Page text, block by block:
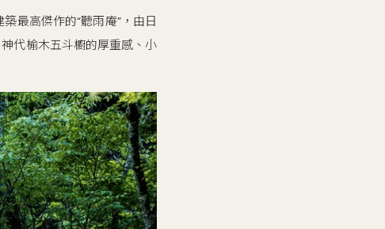
最高傑作的“聽雨庵”，由日
代榆木五斗櫥的厚重感、小